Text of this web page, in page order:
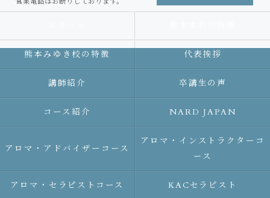
熊本みゆき校の特徴 代表挨拶
講師紹介 卒講生の声
コース紹介 NARD JAPAN
アロマ・アドバイザーコース
アロマ・インストラクターコ
ース
アロマ・セラピストコース KACセラピスト